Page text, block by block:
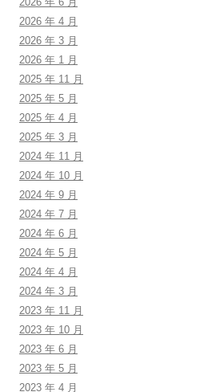
2026 年 4 月
2026 年 3 月
2026 年 1 月
2025 年 11 月
2025 年 5 月
2025 年 4 月
2025 年 3 月
2024 年 11 月
2024 年 10 月
2024 年 9 月
2024 年 7 月
2024 年 6 月
2024 年 5 月
2024 年 4 月
2024 年 3 月
2023 年 11 月
2023 年 10 月
2023 年 6 月
2023 年 5 月
2023 年 4 月